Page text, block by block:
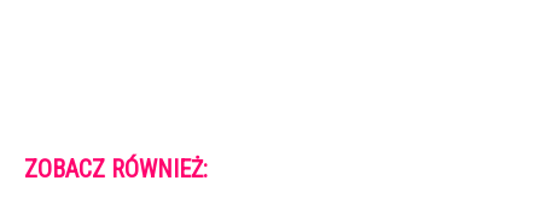
ZOBACZ RÓWNIEŻ: